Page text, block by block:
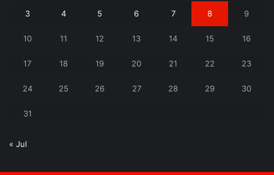
3 4 5 6 7 8 9
10 11 12 13 14 15 16
17 18 19 20 21 22 23
24 25 26 27 28 29 30
31
« Jul